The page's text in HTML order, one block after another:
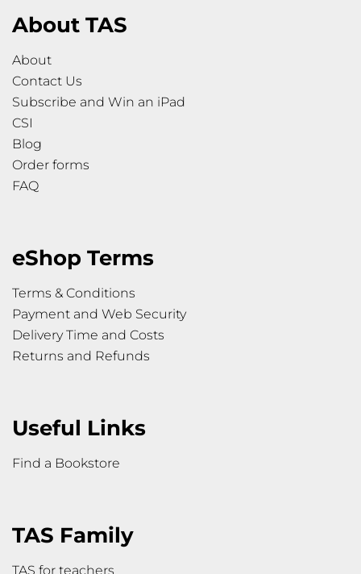
About TAS
About
Contact Us
Subscribe and Win an iPad
CSI
Blog
Order forms
FAQ
eShop Terms
Terms & Conditions
Payment and Web Security
Delivery Time and Costs
Returns and Refunds
Useful Links
Find a Bookstore
TAS Family
TAS for teachers